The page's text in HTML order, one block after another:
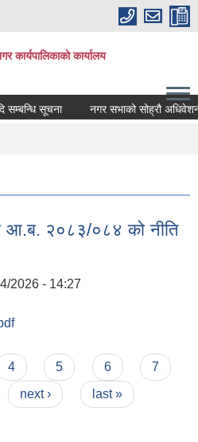
कार्यपालिकाको कार्यालय
सूचना नगर सभाको सोह्रौ अधिवेशन
आ.ब. २०८३/०८४ को नीति
2026 - 14:27
4 5 6
7
next › last »